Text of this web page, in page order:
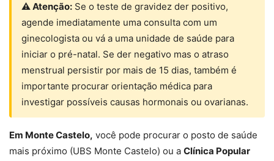
⚠ Atenção: Se o teste de gravidez der positivo,
agende imediatamente uma consulta com um
ginecologista ou vá a uma unidade de saúde para
iniciar o pré-natal. Se der negativo mas o atraso
menstrual persistir por mais de 15 dias, também é
importante procurar orientação médica para
investigar possíveis causas hormonais ou ovarianas.
Em Monte Castelo, você pode procurar o posto de saúde
mais próximo (UBS Monte Castelo) ou a Clínica Popular